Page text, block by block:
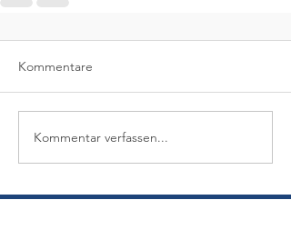
Kommentare
Kommentar verfassen...